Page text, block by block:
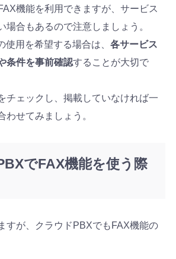
機能を利用できますが、サービス
場合もあるので注意しましょう。
使用を希望する場合は、 各サービス
条件を事前確認することが大切で
チェックし、掲載していなければ一
わせてみましょう。
でFAX機能を使う際
すが、クラウドPBXでもFAX機能の